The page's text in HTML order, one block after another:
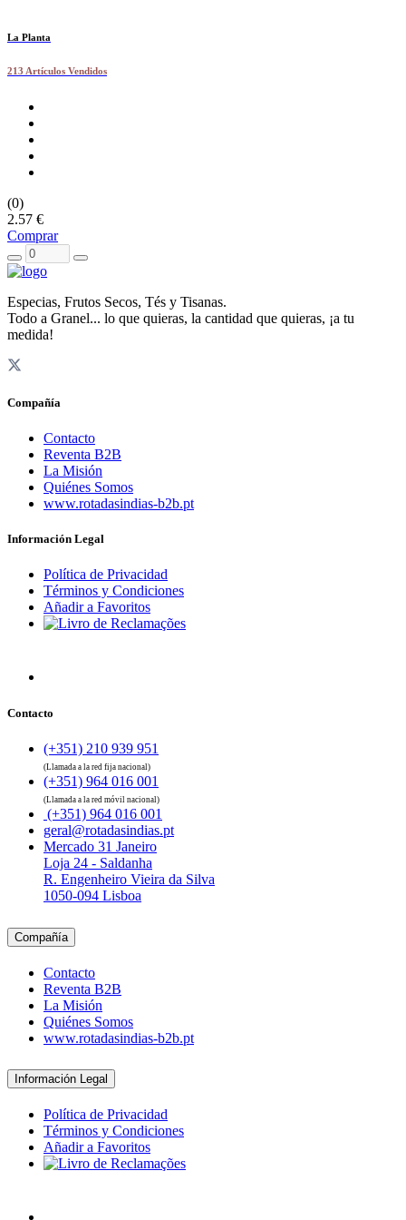
La Planta
213 Artículos Vendidos
(0)
2.57 €
Comprar
Especias, Frutos Secos, Tés y Tisanas.
Todo a Granel... lo que quieras, la cantidad que quieras, ¡a tu
medida!
Compañía
Contacto
Reventa B2B
La Misión
Quiénes Somos
www.rotadasindias-b2b.pt
Información Legal
Política de Privacidad
Términos y Condiciones
Añadir a Favoritos
Contacto
(+351) 210 939 951
(Llamada a la red fija nacional)
(+351) 964 016 001
(Llamada a la red móvil nacional)
(+351) 964 016 001
geral@rotadasindias.pt
Mercado 31 Janeiro
Loja 24 - Saldanha
R. Engenheiro Vieira da Silva
1050-094 Lisboa
Compañía
Contacto
Reventa B2B
La Misión
Quiénes Somos
www.rotadasindias-b2b.pt
Información Legal
Política de Privacidad
Términos y Condiciones
Añadir a Favoritos